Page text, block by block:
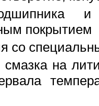
покрытием
со
на